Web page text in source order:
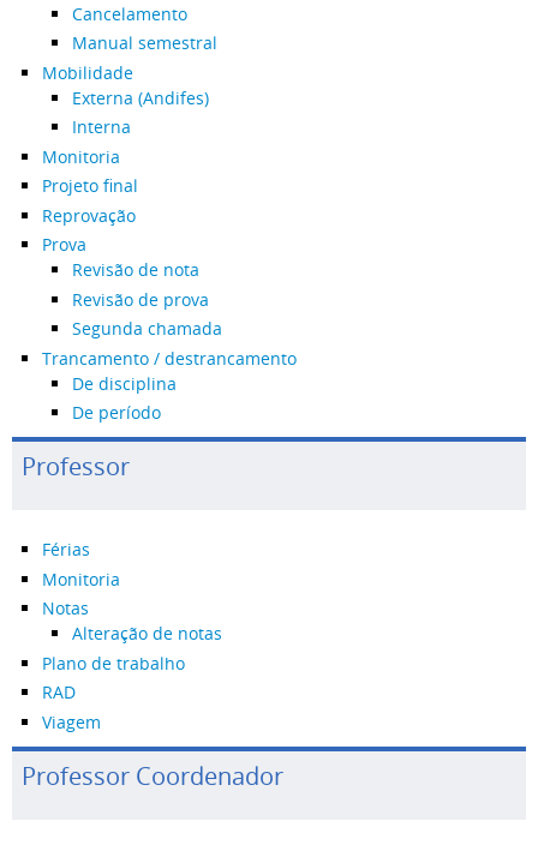
Cancelamento
Manual semestral
Mobilidade
Externa (Andifes)
Interna
Monitoria
Projeto final
Reprovação
Prova
Revisão de nota
Revisão de prova
Segunda chamada
Trancamento / destrancamento
De disciplina
De período
Professor
Férias
Monitoria
Notas
Alteração de notas
Plano de trabalho
RAD
Viagem
Professor Coordenador